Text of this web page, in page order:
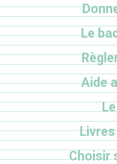
Le
Aide
Choisir